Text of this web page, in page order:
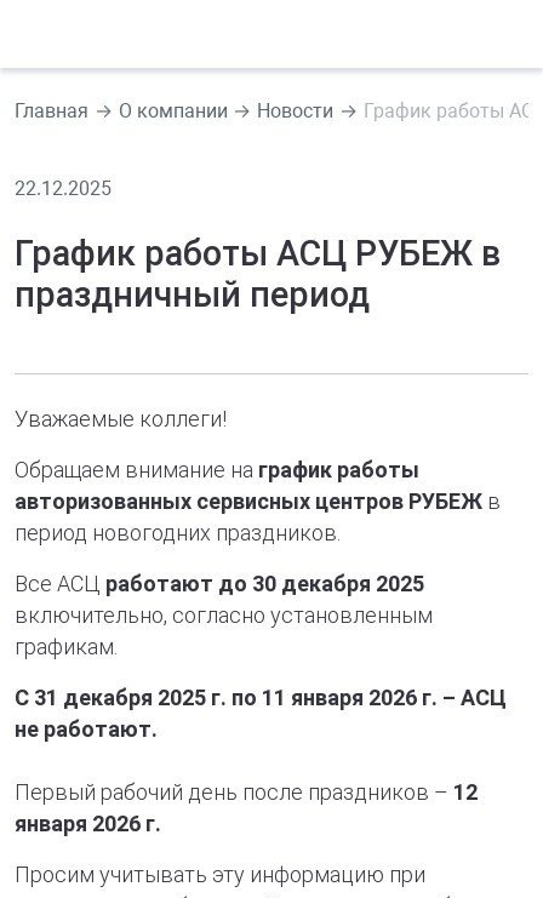
Главная О компании Новости График работы
22.12.2025
График работы АСЦ РУБЕЖ в
праздничный период
Уважаемые коллеги!
Обращаем внимание на график работы
авторизованных сервисных центров РУБЕЖ в
период новогодних праздников.
Все АСЦ работают до 30 декабря 2025
включительно, согласно установленным
графикам.
С 31 декабря 2025 г. по 11 января 2026 г. – АСЦ
не работают.
Первый рабочий день после праздников – 12
января 2026 г.
Просим учитывать эту информацию при